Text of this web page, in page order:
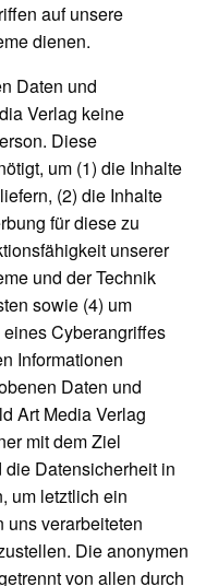
auf unsere
dienen.
Daten und
Verlag keine
Diese
um (1) die Inhalte
(2) die Inhalte
für diese zu
unserer
und der Technik
sowie (4) um
Cyberangriffes
Informationen
Daten und
Art Media Verlag
mit dem Ziel
Datensicherheit in
um letztlich ein
uns verarbeiteten
Die anonymen
von allen durch